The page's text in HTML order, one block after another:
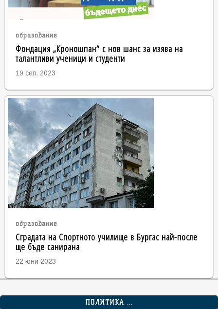
образование
Фондация „Кроношпан“ с нов шанс за изява на
талантливи ученици и студенти
19 сеп. 2023
образование
Сградата на Спортното училище в Бургас най-после
ще бъде санирана
22 юни 2023
ПОЛИТИКА ...